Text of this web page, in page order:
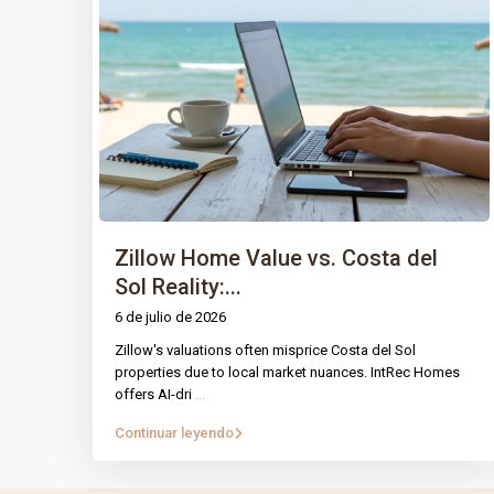
Zillow Home Value vs. Costa del
Sol Reality:...
6 de julio de 2026
Zillow's valuations often misprice Costa del Sol
properties due to local market nuances. IntRec Homes
offers AI-dri ...
Continuar leyendo
IntRec Homesconecta el mundo
inmobiliario con el emprendimiento.
propiedades y startups, creando valor con
PÁGINAS